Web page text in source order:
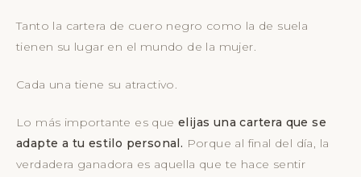
Tanto la cartera de cuero negro como la de suela
tienen su lugar en el mundo de la mujer.
Cada una tiene su atractivo.
Lo más importante es que elijas una cartera que se
adapte a tu estilo personal. Porque al final del día, la
verdadera ganadora es aquella que te hace sentir